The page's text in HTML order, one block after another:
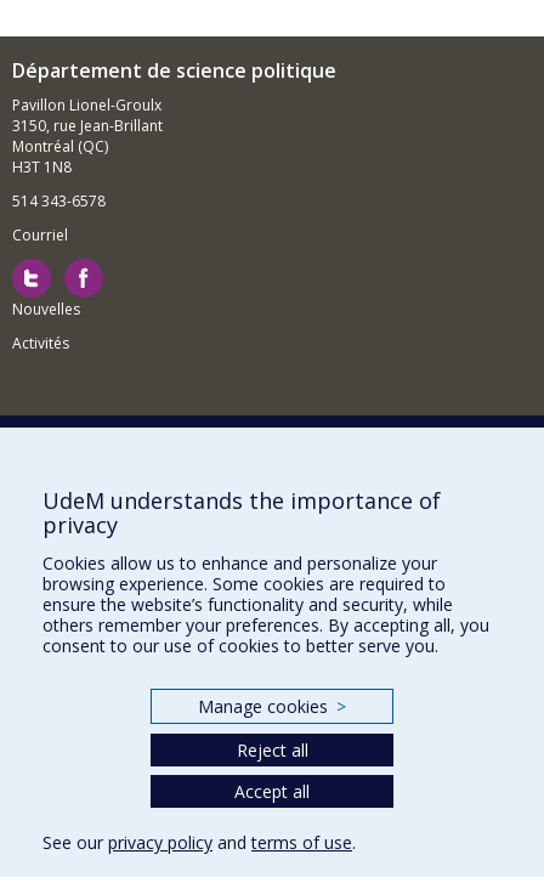
Département de science politique
Pavillon Lionel-Groulx
3150, rue Jean-Brillant
Montréal (QC)
H3T 1N8
514 343-6578
Courriel
Nouvelles
Activités
Comment soutenir le Département?
BESOIN D'AIDE?
Plan du site
Signaler une erreur
Accessibilité
Nos départements et écoles
UdeM understands the importance of
privacy
Cookies allow us to enhance and personalize your
browsing experience. Some cookies are required to
ensure the website’s functionality and security, while
others remember your preferences. By accepting all, you
consent to our use of cookies to better serve you.
Manage cookies >
Reject all
Accept all
See our privacy policy andterms of use.